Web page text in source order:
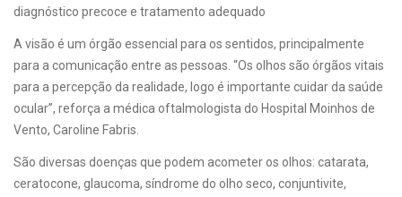
diagnóstico precoce e tratamento adequado
A visão é um órgão essencial para os sentidos, principalmente
para a comunicação entre as pessoas. “Os olhos são órgãos vitais
para a percepção da realidade, logo é importante cuidar da saúde
ocular”, reforça a médica oftalmologista do Hospital Moinhos de
Vento, Caroline Fabris.
São diversas doenças que podem acometer os olhos: catarata,
ceratocone, glaucoma, síndrome do olho seco, conjuntivite,